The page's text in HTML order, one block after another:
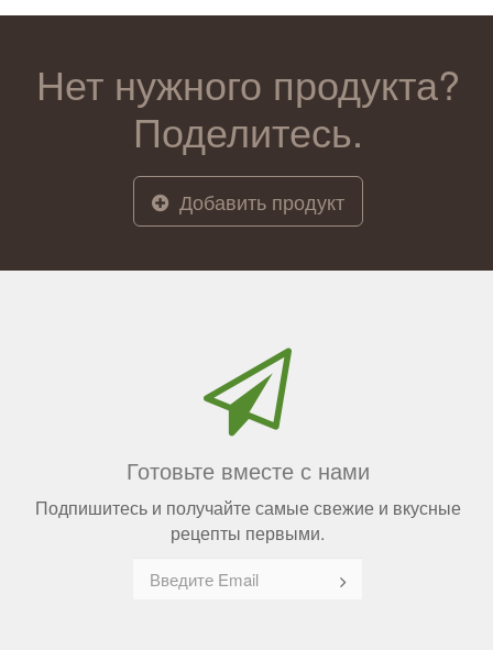
Нет нужного продукта?
Поделитесь.
Добавить продукт
Готовьте вместе с нами
Подпишитесь и получайте самые свежие и вкусные
рецепты первыми.